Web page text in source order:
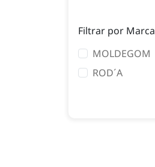
Filtrar por Marca
MOLDEGOM
ROD´A